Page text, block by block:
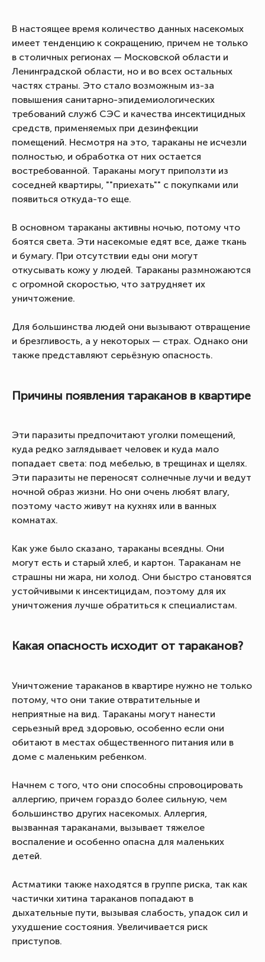
В настоящее время количество данных насекомых
имеет тенденцию к сокращению, причем не только
в столичных регионах — Московской области и
Ленинградской области, но и во всех остальных
частях страны. Это стало возможным из-за
повышения санитарно-эпидемиологических
требований служб СЭС и качества инсектицидных
средств, применяемых при дезинфекции
помещений. Несмотря на это, тараканы не исчезли
полностью, и обработка от них остается
востребованной. Тараканы могут приползти из
соседней квартиры, ""приехать"" с покупками или
появиться откуда-то еще.
В основном тараканы активны ночью, потому что
боятся света. Эти насекомые едят все, даже ткань
и бумагу. При отсутствии еды они могут
откусывать кожу у людей. Тараканы размножаются
с огромной скоростью, что затрудняет их
уничтожение.
Для большинства людей они вызывают отвращение
и брезгливость, а у некоторых — страх. Однако они
также представляют серьёзную опасность.
Причины появления тараканов в квартире
Эти паразиты предпочитают уголки помещений,
куда редко заглядывает человек и куда мало
попадает света: под мебелью, в трещинах и щелях.
Эти паразиты не переносят солнечные лучи и ведут
ночной образ жизни. Но они очень любят влагу,
поэтому часто живут на кухнях или в ванных
комнатах.
Как уже было сказано, тараканы всеядны. Они
могут есть и старый хлеб, и картон. Тараканам не
страшны ни жара, ни холод. Они быстро становятся
устойчивыми к инсектицидам, поэтому для их
уничтожения лучше обратиться к специалистам.
Какая опасность исходит от тараканов?
Уничтожение тараканов в квартире нужно не только
потому, что они такие отвратительные и
неприятные на вид. Тараканы могут нанести
серьезный вред здоровью, особенно если они
обитают в местах общественного питания или в
доме с маленьким ребенком.
Начнем с того, что они способны спровоцировать
аллергию, причем гораздо более сильную, чем
большинство других насекомых. Аллергия,
вызванная тараканами, вызывает тяжелое
воспаление и особенно опасна для маленьких
детей.
Астматики также находятся в группе риска, так как
частички хитина тараканов попадают в
дыхательные пути, вызывая слабость, упадок сил и
ухудшение состояния. Увеличивается риск
приступов.